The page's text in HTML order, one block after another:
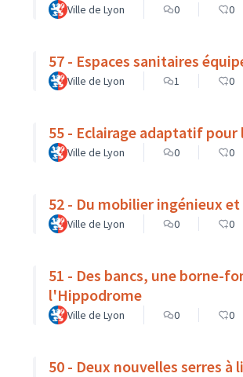
Ville de Lyon 0 0
57 - Espaces sanitaires
Ville de Lyon 1 0
55 - Eclairage adaptatif pour
Ville de Lyon 0 0
52 - Du mobilier ingénieux
Ville de Lyon 0 0
51 - Des bancs, une borne-
l'Hippodrome
Ville de Lyon 0 0
50 - Deux nouvelles serres à